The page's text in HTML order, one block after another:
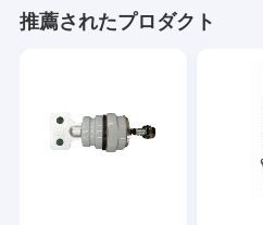
推薦されたプロダクト